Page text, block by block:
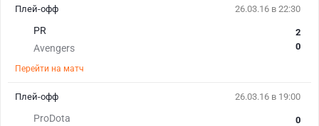
26.03.16 в 22:30
PR
Avengers
2
0
Перейти на матч
Плей-офф
26.03.16 в 19:00
ProDota
0
Плей-офф